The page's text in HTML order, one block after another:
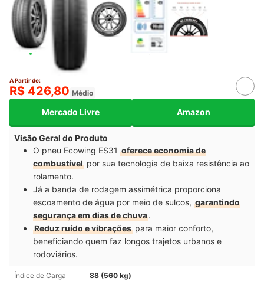
A Partir de:
R$ 426,80 Médio
Mercado Livre Amazon
Visão Geral do Produto
O pneu Ecowing ES31 oferece economia de
combustível por sua tecnologia de baixa resistência ao
rolamento.
Já a banda de rodagem assimétrica proporciona
escoamento de água por meio de sulcos, garantindo
segurança em dias de chuva.
Reduz ruído e vibrações para maior conforto,
beneficiando quem faz longos trajetos urbanos e
rodoviários.
Índice de Carga 88 (560 kg)